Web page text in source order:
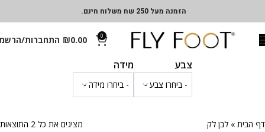
הזמנה מעל 250 שח משלוח חינם.
0
₪0.00 התחברות/
צבע מידה
דף הבית » לבן לק
מציגים את כל ⁦2⁩ התוצאות